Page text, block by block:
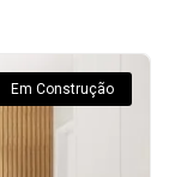
Em Construção